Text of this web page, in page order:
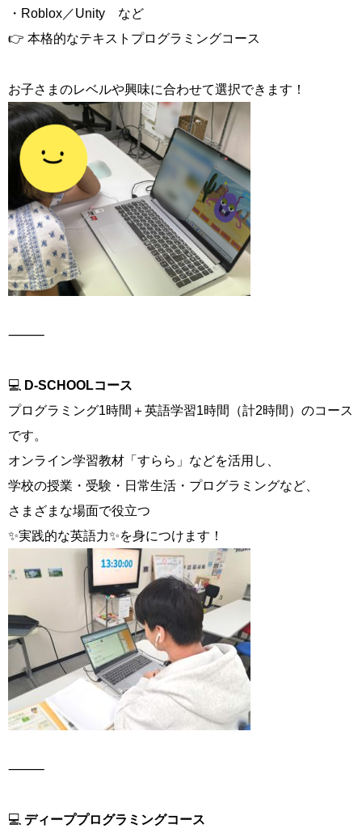
・Roblox／Unity など
👉 本格的なテキストプログラミングコース
お子さまのレベルや興味に合わせて選択できます！
⸻
💻 D-SCHOOLコース
プログラミング1時間＋英語学習1時間（計2時間）のコース
です。
オンライン学習教材「すらら」などを活用し、
学校の授業・受験・日常生活・プログラミングなど、
さまざまな場面で役立つ
✨実践的な英語力✨を身につけます！
⸻
💻 ディーププログラミングコース